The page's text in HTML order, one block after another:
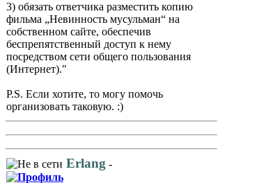
3) обязать ответчика разместить копию
фильма „Невинность мусульман“ на
собственном сайте, обеспечив
беспрепятственный доступ к нему
посредством сети общего пользования
(Интернет)."
P.S. Если хотите, то могу помочь
организовать таковую. :)
Erlang -